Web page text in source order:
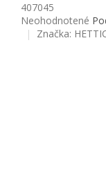
407045
Priemerné
Neohodnotené
Značka: